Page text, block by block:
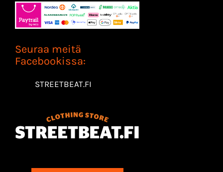
Seuraa meitä
Facebookissa:
STREETBEAT.FI